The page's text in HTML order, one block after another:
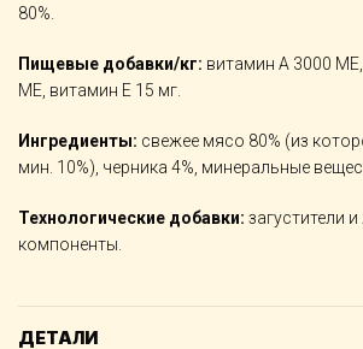
80%.
Пищевые добавки/кг: витамин А 3000
МЕ, витамин Е 15 мг.
Ингредиенты: свежее мясо 80% (из
мин. 10%), черника 4%, минеральные
Технологические добавки: загустители
компоненты.
ДЕТАЛИ